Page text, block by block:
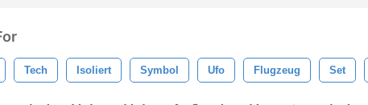
Tech Isoliert Symbol Ufo Flugzeug Set